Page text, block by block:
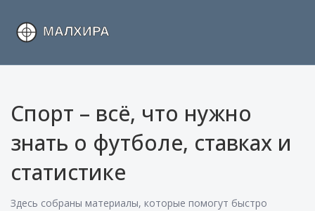
Спорт – всё, что нужно
знать о футболе, ставках и
статистике
Здесь собраны материалы, которые помогут быстро